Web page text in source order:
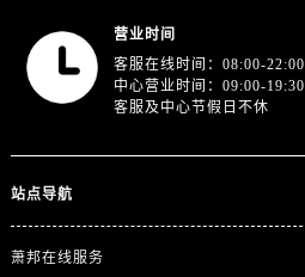
营业时间
客服在线时间：08:00-22:00
中心营业时间：09:00-19:30
客服及中心节假日不休
站点导航
萧邦在线服务